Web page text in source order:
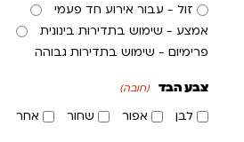
זול - עבור אירוע חד פעמי
אמצע - שימוש בתדירות בינונית
פרימיום - שימוש בתדירות גבוהה
צבע הבד (חובה)
לבן אפור שחור אחר